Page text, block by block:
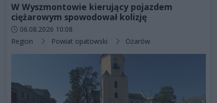
W Wyszmontowie kierujący pojazdem
ciężarowym spowodował kolizję
Data dodania artykułu:
06.08.2026 10:08
Kategorie artykułu:
Region Powiat opatowski Ożarów